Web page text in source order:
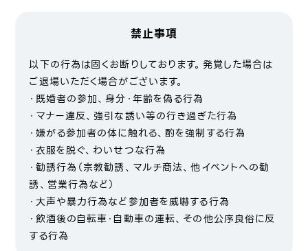
禁止事項
以下の行為は固くお断りしております。発覚した場合は
ご退場いただく場合がございます。
・既婚者の参加、身分・年齢を偽る行為
・マナー違反、強引な誘い等の行き過ぎた行為
・嫌がる参加者の体に触れる、酌を強制する行為
・衣服を脱ぐ、わいせつな行為
・勧誘行為（宗教勧誘、マルチ商法、他イベントへの勧
誘、営業行為など）
・大声や暴力行為など参加者を威嚇する行為
・飲酒後の自転車・自動車の運転、その他公序良俗に反
する行為